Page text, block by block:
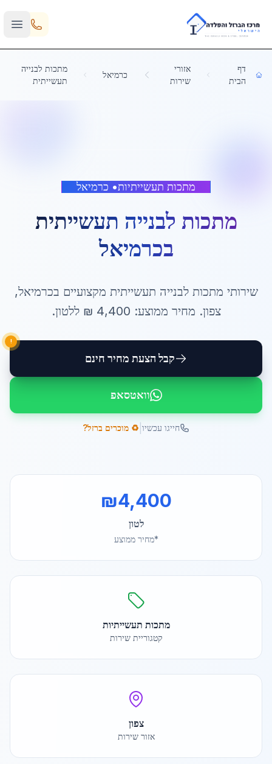
Skip to main content
דף
הבית
אזורי
שירות
כרמיאל
מתכות לבנייה
תעשייתית
מתכות תעשייתיות• כרמיאל
מתכות לבנייה תעשייתית
בכרמיאל
שירותי מתכות לבנייה תעשייתית מקצועיים בכרמיאל,
צפון. מחיר ממוצע: 4,400 ₪ ללטון.
קבל הצעת מחיר חינם
!
וואטסאפ
חייגו עכשיו ♻️ מוכרים ברזל?
₪4,400
לטון
*מחיר ממוצע
מתכות תעשייתיות
קטגוריית שירות
צפון
אזור שירות